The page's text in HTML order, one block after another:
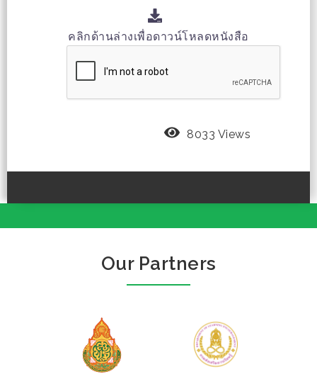
คลิกด้านล่างเพื่อดาวน์โหลดหนังสือ
8033 Views
Our Partners